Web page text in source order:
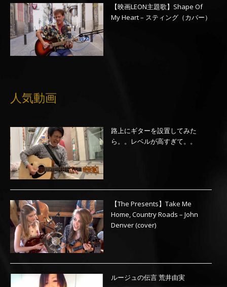
【映画LEON主題歌】Shape Of
My Heart – スティング（カバー）
人気動画
路上にギターを設置してみた
ら。。レベルが高すぎて。。
【The Presents】Take Me
Home, Country Roads – John
Denver (cover)
ルージュの伝言 荒井由実